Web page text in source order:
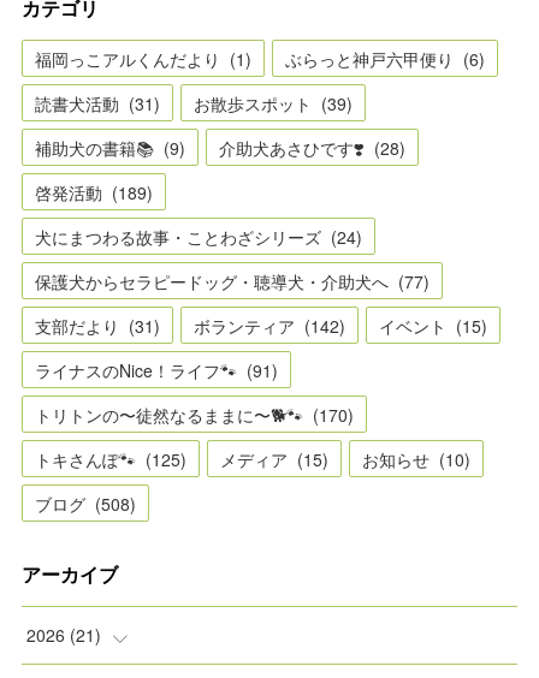
カテゴリ
福岡っこアルくんだより (1) ぶらっと神戸六甲便り (6)
読書犬活動 (31) お散歩スポット (39)
補助犬の書籍📚 (9) 介助犬あさひです❣️ (28)
啓発活動 (189)
犬にまつわる故事・ことわざシリーズ (24)
保護犬からセラピードッグ・聴導犬・介助犬へ (77)
支部だより (31) ボランティア (142) イベント (15)
ライナスのNice！ライフ🐾 (91)
トリトンの〜徒然なるままに〜🐕🐾 (170)
トキさんぽ🐾 (125) メディア (15) お知らせ (10)
ブログ (508)
アーカイブ
2026 (21)